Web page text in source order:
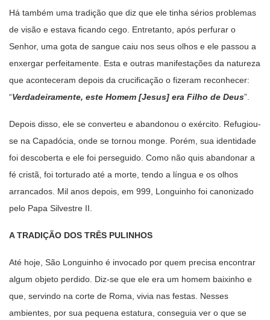
Há também uma tradição que diz que ele tinha sérios problemas
de visão e estava ficando cego. Entretanto, após perfurar o
Senhor, uma gota de sangue caiu nos seus olhos e ele passou a
enxergar perfeitamente. Esta e outras manifestações da natureza
que aconteceram depois da crucificação o fizeram reconhecer:
“Verdadeiramente, este Homem [Jesus] era Filho de Deus”.
Depois disso, ele se converteu e abandonou o exército. Refugiou-
se na Capadócia, onde se tornou monge. Porém, sua identidade
foi descoberta e ele foi perseguido. Como não quis abandonar a
fé cristã, foi torturado até a morte, tendo a língua e os olhos
arrancados. Mil anos depois, em 999, Longuinho foi canonizado
pelo Papa Silvestre II.
A TRADIÇÃO DOS TRÊS PULINHOS
Até hoje, São Longuinho é invocado por quem precisa encontrar
algum objeto perdido. Diz-se que ele era um homem baixinho e
que, servindo na corte de Roma, vivia nas festas. Nesses
ambientes, por sua pequena estatura, conseguia ver o que se